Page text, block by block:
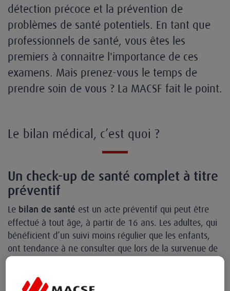
détection précoce et la prévention de
problèmes de santé potentiels. En tant que
professionnels de santé, vous êtes les
premiers à connaitre l'importance de ces
examens. Mais prenez-vous le temps de
prendre soin de vous ? La MACSF fait le point.
Le bilan médical, c’est quoi ?
Un check-up de santé complet à titre
préventif
Le bilan de santé est un acte préventif qui peut être
effectué à tout âge, à partir de 16 ans. Les adultes, qui
bénéficient d’un suivi moins régulier que les enfants,
ont tendance à ne consulter que lors de la survenue de
symptômes inhabituels : douleurs, fièvres et autres